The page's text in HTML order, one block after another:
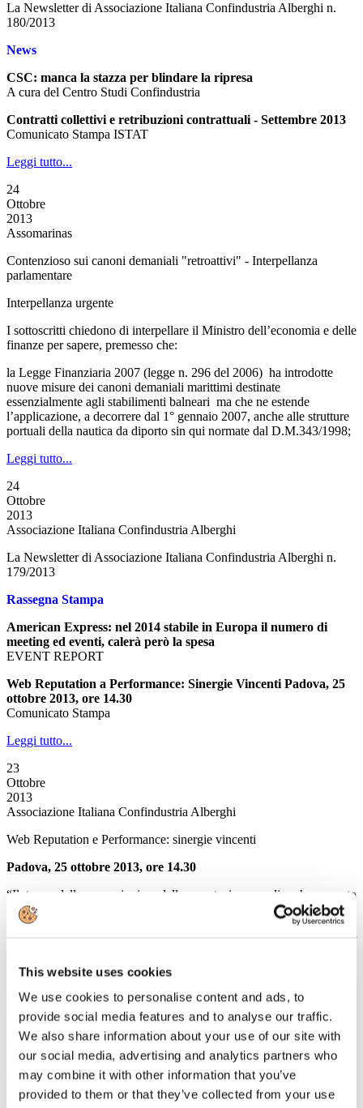
This website uses cookies
We use cookies to personalise content and ads, to
provide social media features and to analyse our traffic.
We also share information about your use of our site with
our social media, advertising and analytics partners who
may combine it with other information that you’ve
provided to them or that they’ve collected from your use
La Newsletter di Associazione Italiana Confindustria Alberghi n.
180/2013
News
CSC: manca la stazza per blindare la ripresa
A cura del Centro Studi Confindustria
Contratti collettivi e retribuzioni contrattuali - Settembre 2013
Comunicato Stampa ISTAT
Leggi tutto...
24
Ottobre
2013
Assomarinas
Contenzioso sui canoni demaniali "retroattivi" - Interpellanza
parlamentare
Interpellanza urgente
I sottoscritti chiedono di interpellare il Ministro dell’economia e delle
finanze per sapere, premesso che:
la Legge Finanziaria 2007 (legge n. 296 del 2006) ha introdotte
nuove misure dei canoni demaniali marittimi destinate
essenzialmente agli stabilimenti balneari ma che ne estende
l’applicazione, a decorrere dal 1° gennaio 2007, anche alle strutture
portuali della nautica da diporto sin qui normate dal D.M.343/1998;
Leggi tutto...
24
Ottobre
2013
Associazione Italiana Confindustria Alberghi
La Newsletter di Associazione Italiana Confindustria Alberghi n.
179/2013
Rassegna Stampa
American Express: nel 2014 stabile in Europa il numero di
meeting ed eventi, calerà però la spesa
EVENT REPORT
Web Reputation a Performance: Sinergie Vincenti Padova, 25
ottobre 2013, ore 14.30
Comunicato Stampa
Leggi tutto...
23
Ottobre
2013
Associazione Italiana Confindustria Alberghi
Web Reputation e Performance: sinergie vincenti
Padova, 25 ottobre 2013, ore 14.30
“Il tema delle recensioni e della reputazione on-line ha assunto
un'importanza crescente negli ultimi anni. Ha dichiarato Giorgio
Palmucci, Presidente di Associazione Italiana Confindustria
personale vissuta durante una vacanza, i consigli forniti da un turista,
che influiscono sulle performance del mercato alberghiero, prosegue
Giorgio Palmucci.
Leggi tutto...
Ottobre
2013